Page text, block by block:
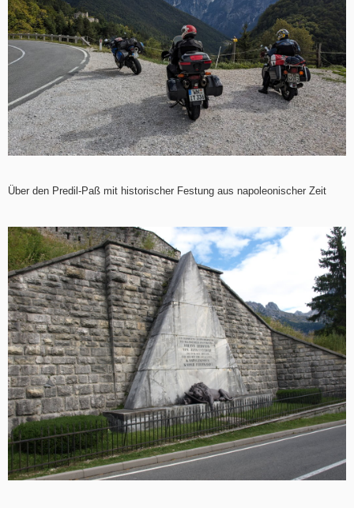
Über den Predil-Paß mit historischer Festung aus napoleonischer Zeit